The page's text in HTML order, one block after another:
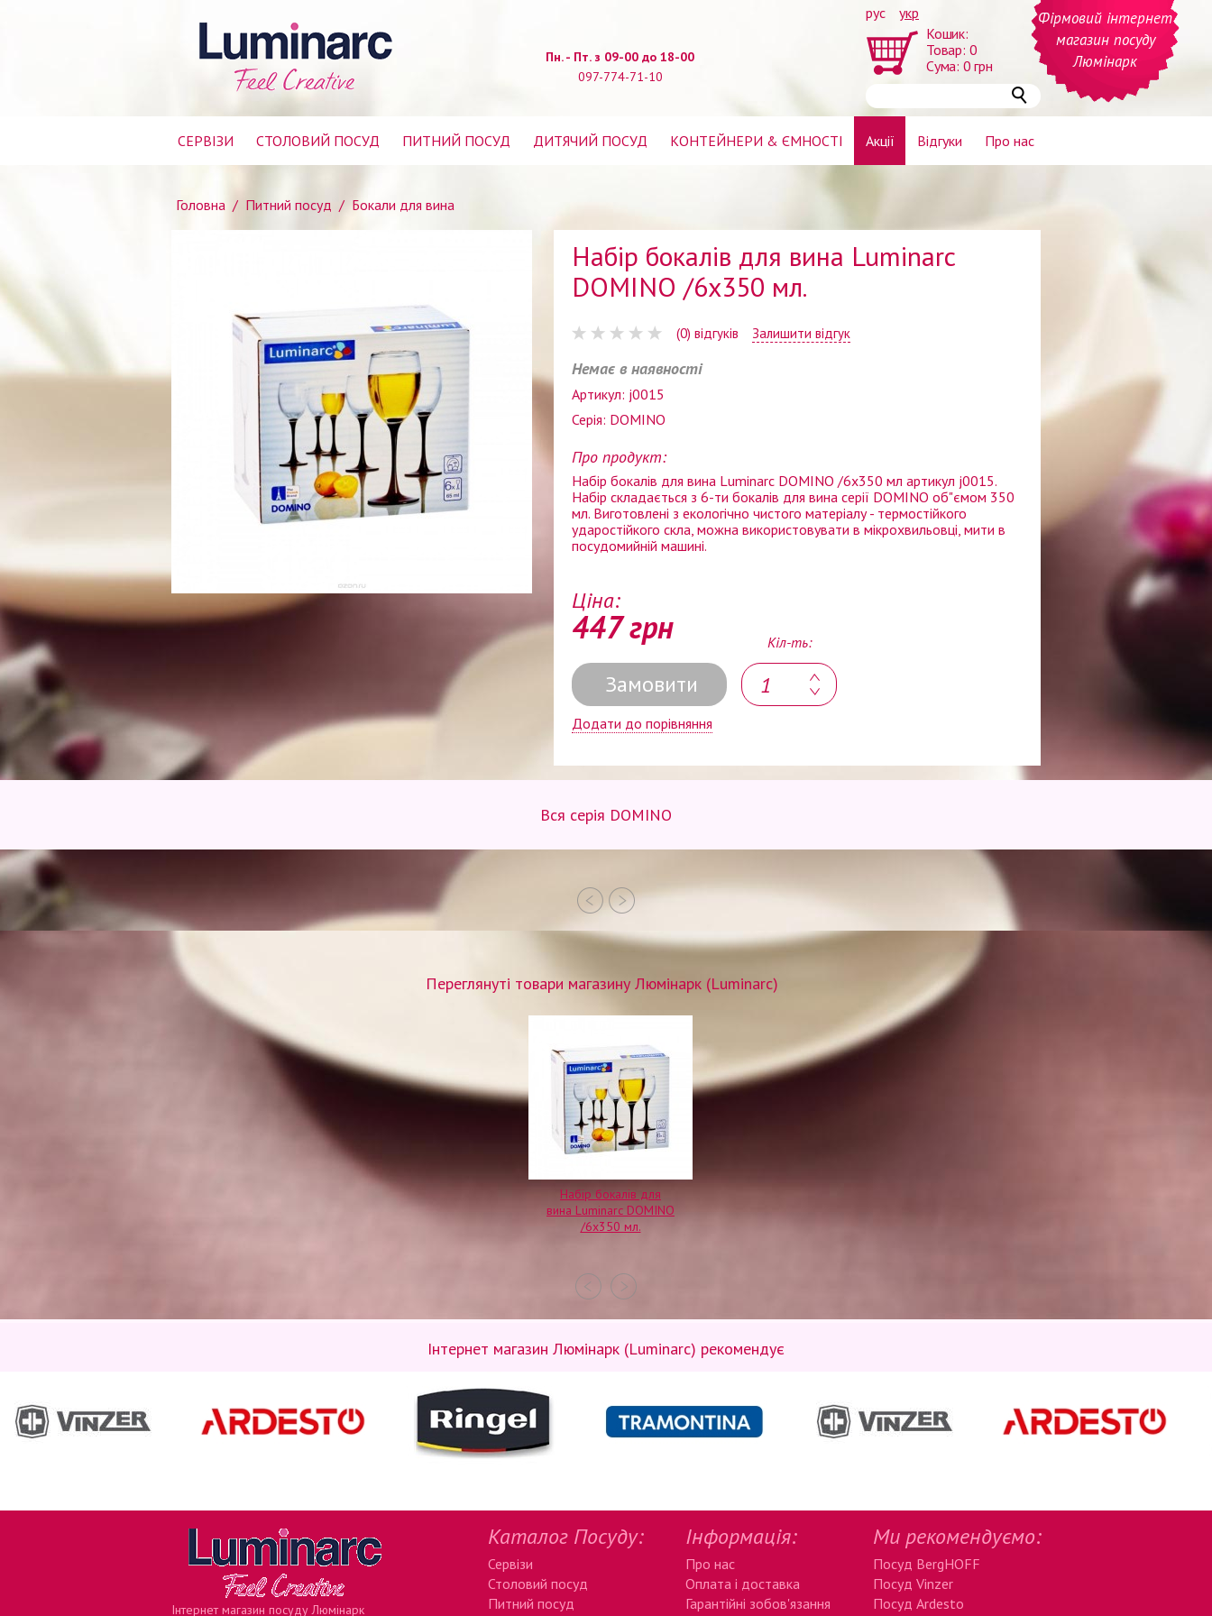
рус
укр
Кошик:
Товар: 0
Сума: 0 грн
Пн. - Пт. з 09-00 до 18-00
097-774-71-10
Фірмовий інтернет
магазин посуду
Люмінарк
СЕРВІЗИ СТОЛОВИЙ ПОСУД ПИТНИЙ ПОСУД ДИТЯЧИЙ ПОСУД КОНТЕЙНЕРИ & ЄМНОСТІ Акції Відгуки Про нас
Головна / Питний посуд / Бокали для вина
Набір бокалів для вина Luminarc
DOMINO /6х350 мл.
(0) відгуків Залишити відгук
Немає в наявності
Артикул: j0015
Серія: DOMINO
Про продукт:
Набір бокалів для вина Luminarc DOMINO /6х350 мл артикул j0015.
Набір складається з 6-ти бокалів для вина серії DOMINO об"ємом 350
мл. Виготовлені з екологічно чистого матеріалу - термостійкого
ударостійкого скла, можна використовувати в мікрохвильовці, мити в
посудомийній машині.
Ціна:
447 грн
Замовити
Кіл-ть:
Додати до порівняння
Вся серія DOMINO
Переглянуті товари магазину Люмінарк (Luminarc)
Набір бокалів для
вина Luminarc DOMINO
/6х350 мл.
Інтернет магазин Люмінарк (Luminarc) рекомендує
Інтернет магазин посуду Люмінарк
Каталог Посуду:
Сервізи
Столовий посуд
Питний посуд
Інформація:
Про нас
Оплата і доставка
Гарантійні зобов'язання
Ми рекомендуємо:
Посуд BergHOFF
Посуд Vinzer
Посуд Ardesto